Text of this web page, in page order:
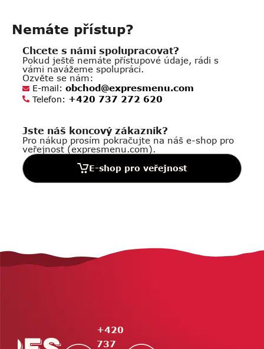
Nemáte přístup?
Chcete s námi spolupracovat?
Pokud ještě nemáte přístupové údaje, rádi s
vámi navážeme spolupráci.
Ozvěte se nám:
E-mail: obchod@expresmenu.com
Telefon: +420 737 272 620
Jste náš koncový zákazník?
Pro nákup prosím pokračujte na náš e-shop pro
veřejnost (expresmenu.com).
E-shop pro veřejnost
Z
á
+420
737